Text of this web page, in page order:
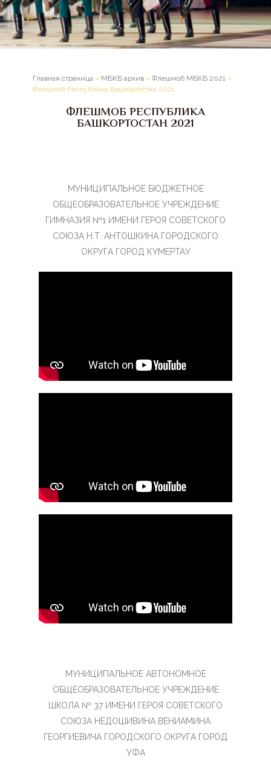
Главная страница » МБКБ архив » Флешмоб МБКБ 2021 »
Флешмоб Республика Башкортостан 2021
ФЛЕШМОБ РЕСПУБЛИКА
БАШКОРТОСТАН 2021
МУНИЦИПАЛЬНОЕ БЮДЖЕТНОЕ
ОБЩЕОБРАЗОВАТЕЛЬНОЕ УЧРЕЖДЕНИЕ
ГИМНАЗИЯ №1 ИМЕНИ ГЕРОЯ СОВЕТСКОГО
СОЮЗА Н.Т. АНТОШКИНА ГОРОДСКОГО
ОКРУГА ГОРОД КУМЕРТАУ
МУНИЦИПАЛЬНОЕ АВТОНОМНОЕ
ОБЩЕОБРАЗОВАТЕЛЬНОЕ УЧРЕЖДЕНИЕ
ШКОЛА № 37 ИМЕНИ ГЕРОЯ СОВЕТСКОГО
СОЮЗА НЕДОШИВИНА ВЕНИАМИНА
ГЕОРГИЕВИЧА ГОРОДСКОГО ОКРУГА ГОРОД
УФА